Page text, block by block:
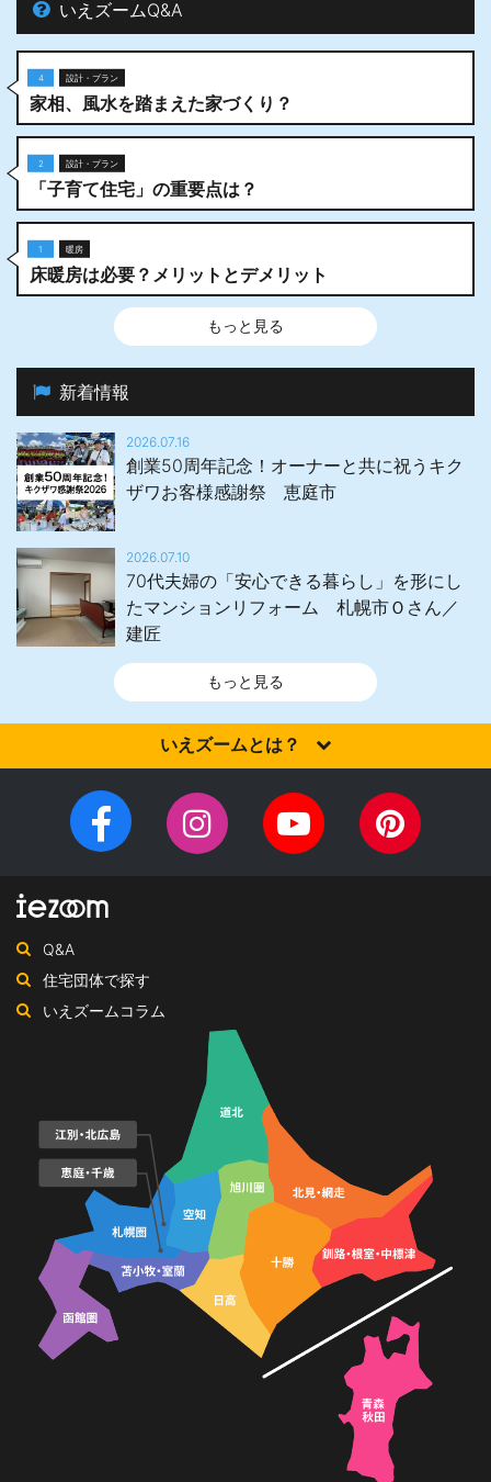
いえズームQ&A
4 設計・プラン
家相、風水を踏まえた家づくり？
2 設計・プラン
「子育て住宅」の重要点は？
1 暖房
床暖房は必要？メリットとデメリット
もっと見る
新着情報
2026.07.16
創業50周年記念！オーナーと共に祝うキク
ザワお客様感謝祭 恵庭市
2026.07.10
70代夫婦の「安心できる暮らし」を形にし
たマンションリフォーム 札幌市Ｏさん／
建匠
もっと見る
いえズームとは？
住宅会社を選びませんか？iezoom（いえズーム）は（株）北海道
住宅新聞社が、日頃の住宅業界への取材を元に、優れたハウスメ
ーカー・工務店を紹介するサイトです。
Facebook
ー
ジ
InstagramYouTube
チ
Q&A
住宅団体で探す
いえズームコラム